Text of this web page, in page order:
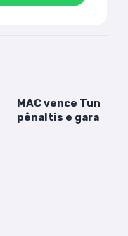
MAC vence Tuntum
pênaltis e garante